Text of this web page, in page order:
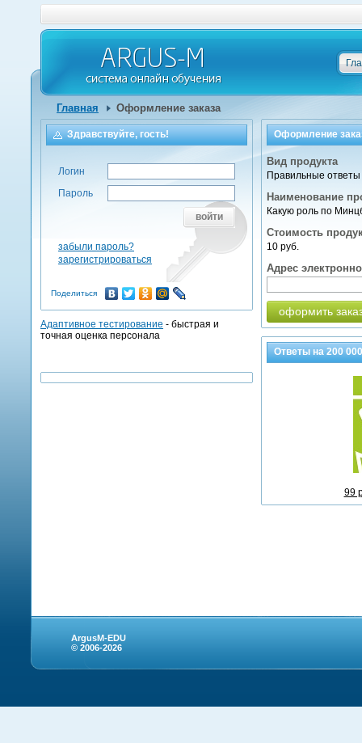
Главная Оформление заказа
Оформление
Вид продукта
Правильные ответы
Наименование
Какую роль по
Стоимость
10 руб.
Адрес
оформить
Ответы на200 000
99
Здравствуйте, гость!
Логин
Пароль
войти
забыли пароль?
зарегистрироваться
Поделиться
Адаптивное тестирование - быстрая и
точная оценка персонала
ArgusM-EDU
© 2006-2026